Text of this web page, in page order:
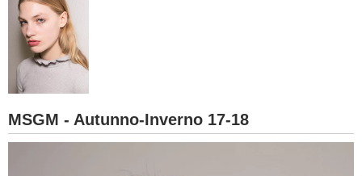
GASTRONOMIA
CAPELLI
SESSO
BAMBINO
MSGM - Autunno-Inverno 17-18